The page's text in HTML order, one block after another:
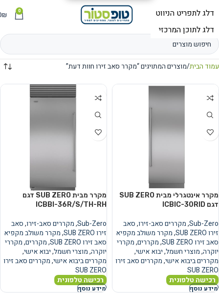
תפריט 0
₪
עמוד הבית מוצרים המתויגים “מקרר סאב זירו חוות דעת”
מקרר אינטגרלי מבית SUB ZERO
דגם ICBIC-30RID
Sub-Zero
,מקררים סאב-זירו,סאב
זירו SUB ZERO
,מקרר משולב מקפיא
סאב זירו SUB ZERO
,מקררים,מקררי
יוקרה,מוצרי חשמל,יבוא אישי,
מקררים ביבוא אישי,מקררים סאב זירו
SUB ZERO
רכישה טלפונית
מידע נוסף
מקרר מבית SUB ZERO דגם
ICBBI-36R/S/TH-RH
Sub-Zero
,מקררים סאב-זירו,סאב
זירו SUB ZERO
,מקרר משולב מקפיא
סאב זירו SUB ZERO
,מקררים,מקררי
יוקרה,מוצרי חשמל,יבוא אישי,
מקררים ביבוא אישי,מקררים סאב זירו
SUB ZERO
רכישה טלפונית
מידע נוסף